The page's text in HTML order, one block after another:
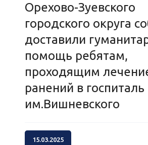
Орехово-Зуевского
городского округа
доставили
помощь ребятам,
проходящим
ранений в госпиталь
им.Вишневского
15.03.2025